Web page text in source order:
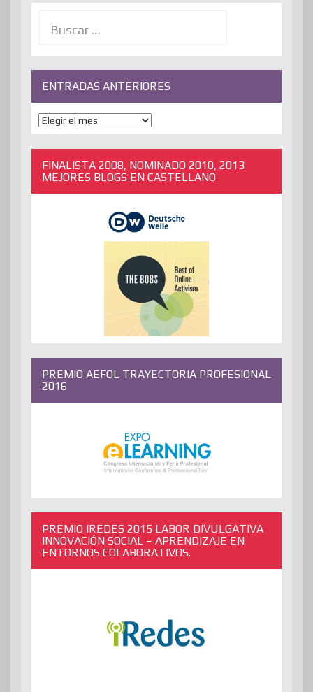
ENTRADAS ANTERIORES
ENTRADAS
ANTERIORES
FINALISTA 2008, NOMINADO 2010, 2013
MEJORES BLOGS EN CASTELLANO
PREMIO AEFOL TRAYECTORIA PROFESIONAL
2016
PREMIO IREDES 2015 LABOR DIVULGATIVA
INNOVACIÓN SOCIAL – APRENDIZAJE EN
ENTORNOS COLABORATIVOS.